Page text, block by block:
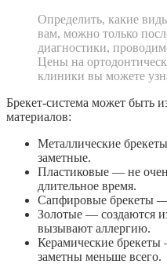
Определить, какие
вам, можно только
диагностики,
Цены на
клиники вы можете
Брекет-система может быть
материалов:
Металлические
заметные.
Пластиковые — не
длительное время.
Сапфировые брекеты
Золотые — создаются
вызывают аллергию.
Керамические
заметны меньше всего.